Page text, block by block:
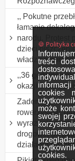
🍪 Polityka
treści
informacji
cookies
może
swojej
cookies.
,, Pokutne
łamanie
narodu. Protest
dzieci
władz
,,36 godzinny
okazji Dnia
rowerzystów,
wyrażenie
drogowej do
działania na